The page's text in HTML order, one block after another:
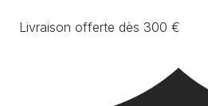
Livraison offerte dès 300 €